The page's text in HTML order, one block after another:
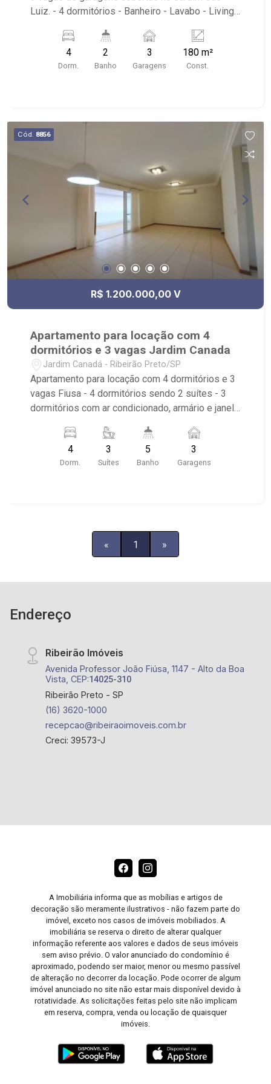
Luiz. - 4 dormitórios - Banheiro - Lavabo - Living -
Dormitório de serviço - Banheiro de serviço -
Área Goumert - Sacada - Paisagismo - Elevador
Interno Próximo ao Pão de Açúcar, Stecar
Contando com uma equipe atuante de
consultores especialistas, oferecemos mais
seus objetivos e vontades. Atualmente,
contabilizamos mais de 2.500 cadastros de
imóveis para venda, permuta e locação,
comercializando imóveis de terceiros e
lançamentos. Estamos localizados em sede
própria - em uma das melhores avenidas da
cidade - Av. Professor João Fiúsa, 1147 - Alto da
Boa Vista, Ribeirão Preto - SP.
4
Dorm.
2
Banho
3
Garagens
180 m²
Const.
Cód. 8856
R$ 1.200.000,00 V
Apartamento para locação com 4
dormitórios e 3 vagas Jardim Canada
Jardim Canadá - Ribeirão Preto/SP
Apartamento para locação com 4 dormitórios e 3
vagas Fiusa - 4 dormitórios sendo 2 suítes - 3
dormitórios com ar condicionado, armário e janela
gourmet com fechamento em vidro - lavabo -
banheiro social - home office - cozinha planejada
- área de serviço com banheiro - 3 vagas de
salão para festas, quadra de esportes e home
4
Dorm.
3
Suítes
5
Banho
3
Garagens
« 1 »
Endereço
Ribeirão Imóveis
Avenida Professor João Fiúsa, 1147 - Alto da Boa
Vista, CEP:14025-310
Ribeirão Preto - SP
(16) 3620-1000
recepcao@ribeiraoimoveis.com.br
Creci: 39573-J
A Imobiliária informa que as mobílias e artigos de
decoração são meramente ilustrativos - não fazem parte do
imóvel, exceto nos casos de imóveis mobiliados. A
imobiliária se reserva o direito de alterar qualquer
informação referente aos valores e dados de seus imóveis
sem aviso prévio. O valor anunciado do condomínio é
aproximado, podendo ser maior, menor ou mesmo passível
de alteração no decorrer da locação. Pode ocorrer de algum
imóvel anunciado no site não estar mais disponível devido à
rotatividade. As solicitações feitas pelo site não implicam
em reserva, compra, venda ou locação de quaisquer
imóveis.